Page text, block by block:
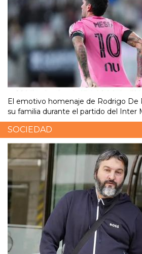
El emotivo homenaje de Rodrigo De
su familia durante el partido del Inter
SOCIEDAD